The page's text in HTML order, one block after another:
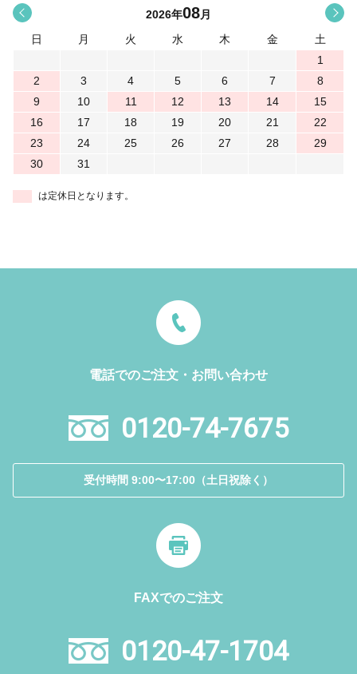
< 2026年08月
日
月 火 水 木 金
土
1
2
3 4 5 6 7
8
9
10 11 12 13 14
15
16
17 18 19 20 21
22
23
24 25 26 27 28
29
30
31
は定休日となります。
電話でのご注文・お問い合わせ
0120-74-7675
受付時間 9:00〜17:00（土日祝除く）
FAXでのご注文
0120-47-1704